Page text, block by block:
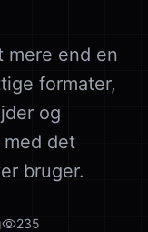
mere end en
formater,
og
med det
bruger.
235